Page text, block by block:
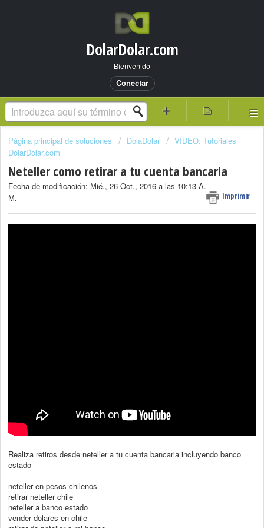
DolarDolar.com
Bienvenido
Conectar
Página principal de soluciones DolaDolar
VIDEO: Tutoriales
DolarDolar.com
Neteller como retirar a tu cuenta bancaria
Imprimir
Fecha de modificación: Mié., 26 Oct., 2016 a las 10:13 A.
M.
Realiza retiros desde neteller a tu cuenta bancaria incluyendo banco
estado
neteller en pesos chilenos
retirar neteller chile
neteller a banco estado
vender dolares en chile